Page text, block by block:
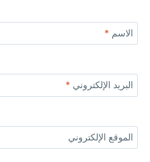
الاسم *
البريد الإلكتروني *
الموقع الإلكتروني